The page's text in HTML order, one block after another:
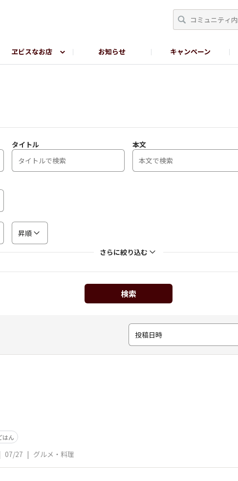
ヱビスなお店 お知らせ キャンペーン
タイトル 本文
昇順
さらに絞り込む
検索
投稿日時
はん
07/27 | グルメ・料理